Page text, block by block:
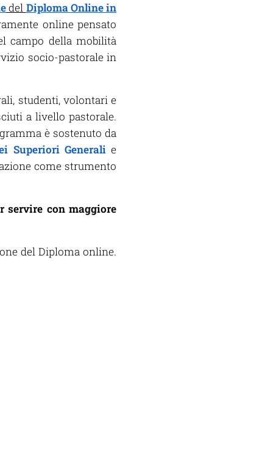
del Diploma Online in
online pensato
campo della mobilità
socio-pastorale in
studenti, volontari e
a livello pastorale.
è sostenuto da
Superiori Generalie
come strumento
servire con maggiore
del Diploma online.